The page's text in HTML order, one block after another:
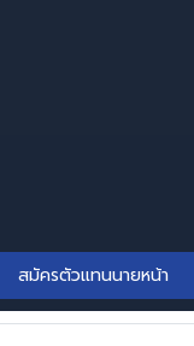
สมัครตัวแทนนายหน้า